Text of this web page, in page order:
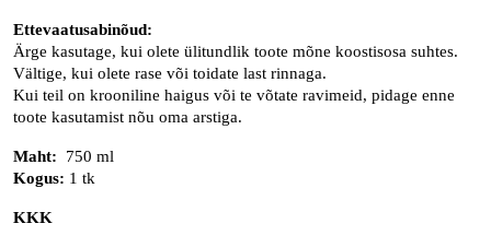
Ettevaatusabinõud:
Ärge kasutage, kui olete ülitundlik toote mõne koostisosa suhtes.
Vältige, kui olete rase või toidate last rinnaga.
Kui teil on krooniline haigus või te võtate ravimeid, pidage enne
toote kasutamist nõu oma arstiga.
Maht: 750 ml
Kogus: 1 tk
KKK